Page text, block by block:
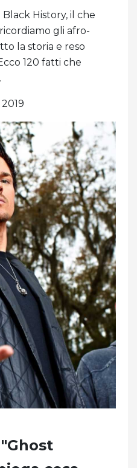
History, il che
gli afro-
la storia e reso
120 fatti che